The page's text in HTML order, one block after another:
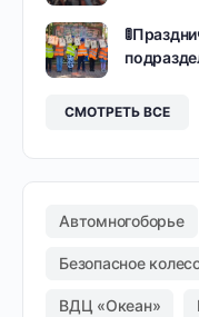
СМОТРЕТЬ ВСЕ
Автомногоборье
Безопасное
ВДЦ «Океан»